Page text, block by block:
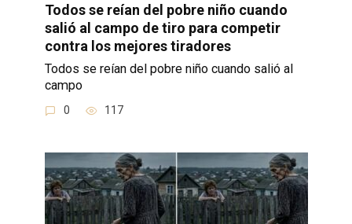
Todos se reían del pobre niño cuando
salió al campo de tiro para competir
contra los mejores tiradores
Todos se reían del pobre niño cuando salió al
campo
0 117